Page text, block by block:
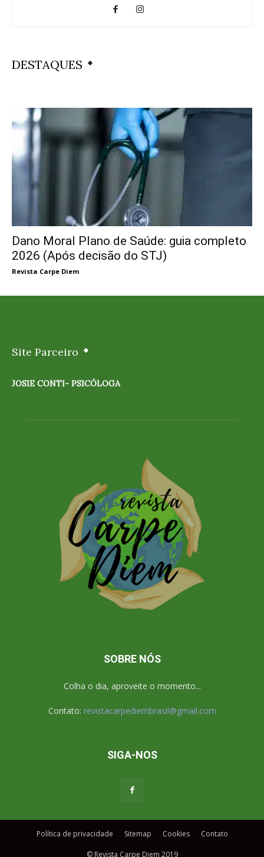
DESTAQUES
Dano Moral Plano de Saúde: guia completo
2026 (Após decisão do STJ)
Revista Carpe Diem
Site Parceiro
JOSIE CONTI- PSICÓLOGA
SOBRE NÓS
Colha o dia, aproveite o momento...
Contato: revistacarpediembrasil@gmail.com
SIGA-NOS
Política de privacidade Sitemap Cookies Contato
© Revista Carpe Diem 2019